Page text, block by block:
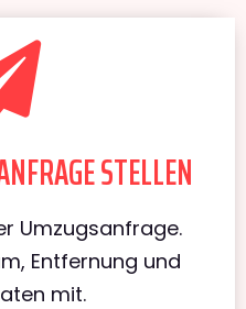
STELLEN
Umzugsanfrage.
Entfernung und
mit.